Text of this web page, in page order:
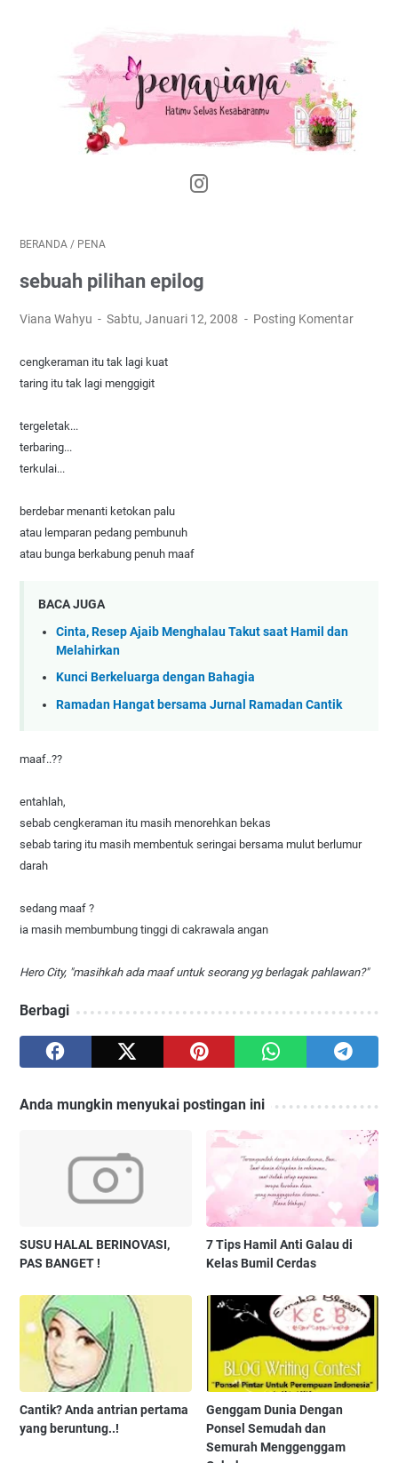
BERANDA / PENA
sebuah pilihan epilog
Viana Wahyu Sabtu, Januari 12, 2008 Posting Komentar
cengkeraman itu tak lagi kuat
taring itu tak lagi menggigit
tergeletak...
terbaring...
terkulai...
berdebar menanti ketokan palu
atau lemparan pedang pembunuh
atau bunga berkabung penuh maaf
BACA JUGA
Cinta, Resep Ajaib Menghalau Takut saat Hamil dan
Melahirkan
Kunci Berkeluarga dengan Bahagia
Ramadan Hangat bersama Jurnal Ramadan Cantik
maaf..??
entahlah,
sebab cengkeraman itu masih menorehkan bekas
sebab taring itu masih membentuk seringai bersama mulut berlumur
darah
sedang maaf ?
ia masih membumbung tinggi di cakrawala angan
Hero City, "masihkah ada maaf untuk seorang yg berlagak pahlawan?"
Berbagi
Anda mungkin menyukai postingan ini
SUSU HALAL BERINOVASI,
PAS BANGET !
7 Tips Hamil Anti Galau di
Kelas Bumil Cerdas
Cantik? Anda antrian pertama
yang beruntung..!
Genggam Dunia Dengan
Ponsel Semudah dan
Semurah Menggenggam